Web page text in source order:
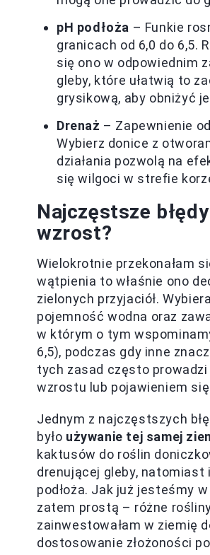
pH podłoża – Funkie
granicach od 6,0 do 6,5.
się ono w odpowiednim
gleby, które ułatwią to
grysikową, aby obniżyć
Drenaż – Zapewnienie
Wybierz donice z
działania pozwolą na
się wilgoci w strefie
Najczęstsze
wzrost?
Wielokrotnie przekonałam
wątpienia to właśnie ono
zielonych przyjaciół.
pojemność wodna oraz
w którym o tym
6,5), podczas gdy inne
tych zasad często prowadzi
wzrostu lub pojawieniem
Jednym z najczęstszych
było używanie tej samej
kaktusów do roślin
drenującej gleby,
podłoża. Jak już jesteśmy
zatem prostą – różne
zainwestowałam w ziemię
dostosowanie złożoności